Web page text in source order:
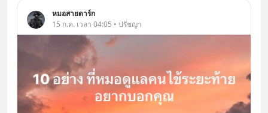
หมอสายดาร์ก
15 ก.ค. เวลา 04:05 • ปรัชญา